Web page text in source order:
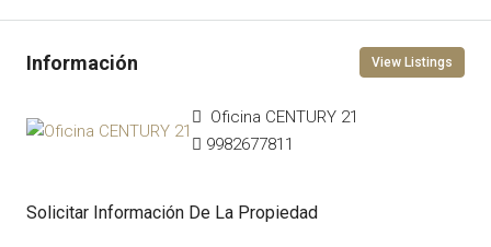
View Listings
Oficina CENTURY 21
9982677811
Solicitar Información De La Propiedad